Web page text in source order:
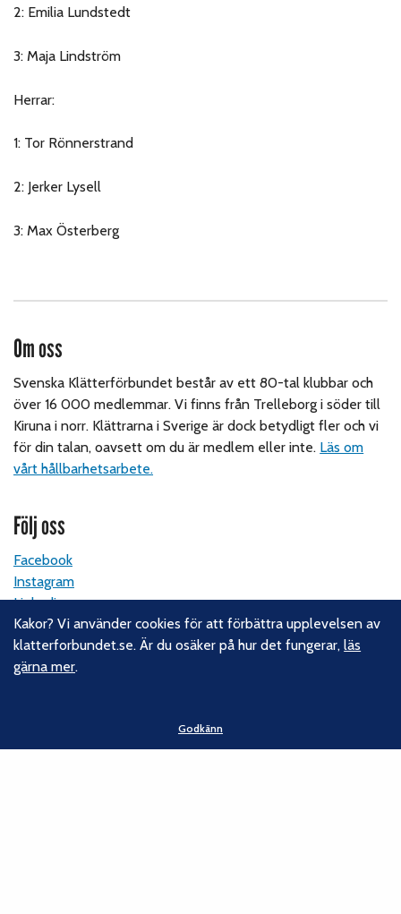
2: Emilia Lundstedt
3: Maja Lindström
Herrar:
1: Tor Rönnerstrand
2: Jerker Lysell
3: Max Österberg
Om oss
Svenska Klätterförbundet består av ett 80-tal klubbar och
över 16 000 medlemmar. Vi finns från Trelleborg i söder till
Kiruna i norr. Klättrarna i Sverige är dock betydligt fler och vi
för din talan, oavsett om du är medlem eller inte. Läs om
vårt hållbarhetsarbete.
Följ oss
Facebook
Instagram
Linkedin
Nyhetsbrev
Kontakt
Kakor? Vi använder cookies för att förbättra upplevelsen av
klatterforbundet.se. Är du osäker på hur det fungerar,läs
gärna mer.
Godkänn